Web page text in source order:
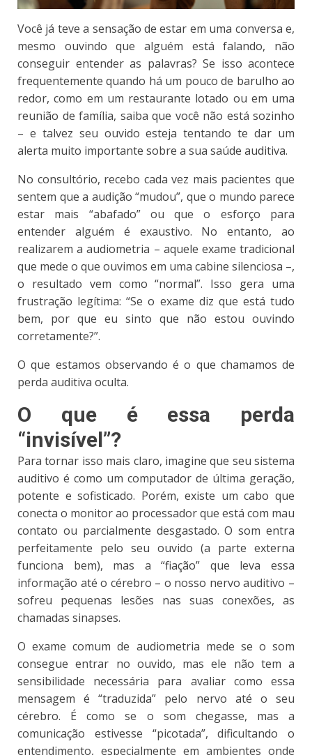
Você já teve a sensação de estar em uma conversa e,
mesmo ouvindo que alguém está falando, não
conseguir entender as palavras? Se isso acontece
frequentemente quando há um pouco de barulho ao
redor, como em um restaurante lotado ou em uma
reunião de família, saiba que você não está sozinho
– e talvez seu ouvido esteja tentando te dar um
alerta muito importante sobre a sua saúde auditiva.
No consultório, recebo cada vez mais pacientes que
sentem que a audição “mudou”, que o mundo parece
estar mais “abafado” ou que o esforço para
entender alguém é exaustivo. No entanto, ao
realizarem a audiometria – aquele exame tradicional
que mede o que ouvimos em uma cabine silenciosa –,
o resultado vem como “normal”. Isso gera uma
frustração legítima: “Se o exame diz que está tudo
bem, por que eu sinto que não estou ouvindo
corretamente?”.
O que estamos observando é o que chamamos de
perda auditiva oculta.
O que é essa perda
“invisível”?
Para tornar isso mais claro, imagine que seu sistema
auditivo é como um computador de última geração,
potente e sofisticado. Porém, existe um cabo que
conecta o monitor ao processador que está com mau
contato ou parcialmente desgastado. O som entra
perfeitamente pelo seu ouvido (a parte externa
funciona bem), mas a “fiação” que leva essa
informação até o cérebro – o nosso nervo auditivo –
sofreu pequenas lesões nas suas conexões, as
chamadas sinapses.
O exame comum de audiometria mede se o som
consegue entrar no ouvido, mas ele não tem a
sensibilidade necessária para avaliar como essa
mensagem é “traduzida” pelo nervo até o seu
cérebro. É como se o som chegasse, mas a
comunicação estivesse “picotada”, dificultando o
entendimento, especialmente em ambientes onde